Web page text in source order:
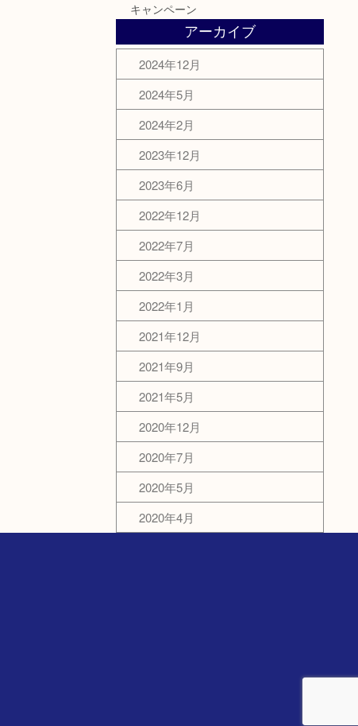
キャンペーン
アーカイブ
2024年12月
2024年5月
2024年2月
2023年12月
2023年6月
2022年12月
2022年7月
2022年3月
2022年1月
2021年12月
2021年9月
2021年5月
2020年12月
2020年7月
2020年5月
2020年4月